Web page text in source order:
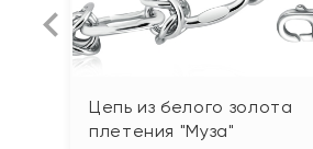
Цепь из белого золота
плетения "Муза"